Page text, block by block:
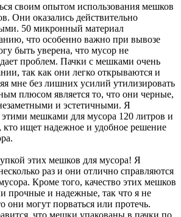
своим опытом использования мешков
Они оказались действительно
50 микронный материал
что особенно важно при вывозе
быть уверена, что мусор не
проблем. Пачки с мешками очень
так как они легко открываются и
мне без лишних усилий утилизировать
плюсом является то, что они черные,
и эстетичными. Я
мешками для мусора 120 литров и
ищет надежное и удобное решение
этих мешков для мусора! Я
раз и они отлично справляются
Кроме того, качество этих мешков
прочные и надежные, так что я не
они могут порваться или протечь.
что мешки упакованы в пачки по